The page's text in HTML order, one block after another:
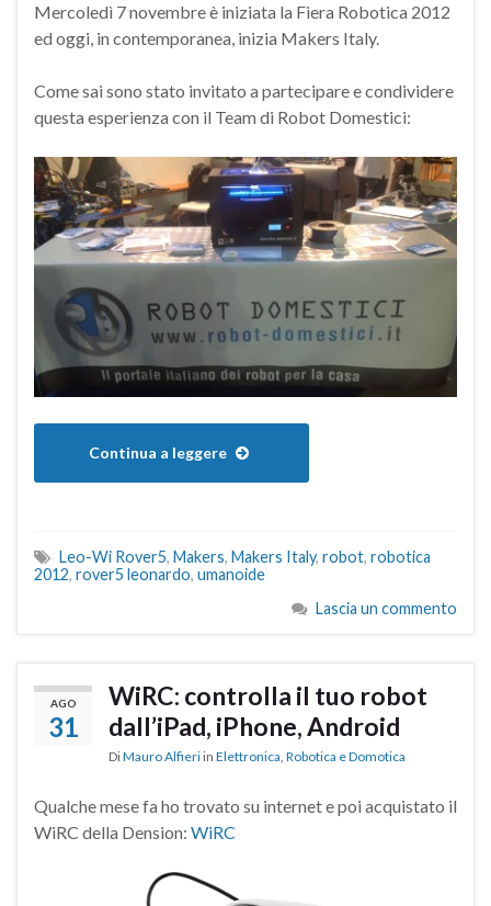
Mercoledì 7 novembre è iniziata la Fiera Robotica 2012
ed oggi, in contemporanea, inizia Makers Italy.
Come sai sono stato invitato a partecipare e condividere
questa esperienza con il Team di Robot Domestici:
Continua a leggere
Leo-Wi Rover5, Makers, Makers Italy, robot, robotica
2012, rover5 leonardo, umanoide
Lascia un commento
AGO
31
WiRC: controlla il tuo robot
dall’iPad, iPhone, Android
DiMauro Alfieri in Elettronica, Robotica e Domotica
Qualche mese fa ho trovato su internet e poi acquistato il
WiRC della Dension: WiRC